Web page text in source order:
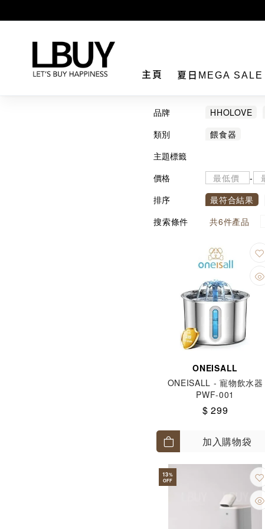
主頁 夏日MEGA SALE
品牌 HHOLOVE
類別
餵食器
主題標籤
價格
-
排序
最符合結果
搜索條件
共6件產品
ONEISALL
ONEISALL - 寵物飲水器
PWF-001
$ 299
加入購物袋
13%
OFF